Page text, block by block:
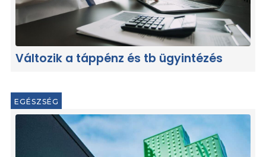
Változik a táppénz és tb ügyintézés
EGÉSZSÉG